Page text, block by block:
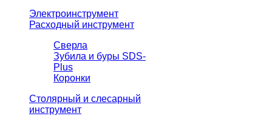
Электроинструмент
Расходный инструмент
Сверла
Зубила и буры SDS-
Plus
Коронки
Столярный и слесарный
инструмент